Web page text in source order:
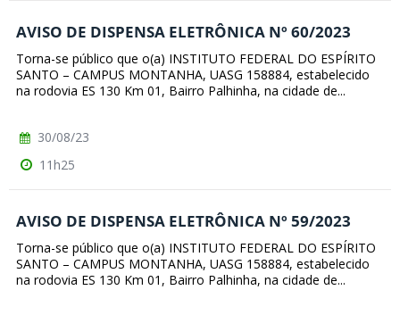
AVISO DE DISPENSA ELETRÔNICA Nº 60/2023
Torna-se público que o(a) INSTITUTO FEDERAL DO ESPÍRITO
SANTO – CAMPUS MONTANHA, UASG 158884, estabelecido
na rodovia ES 130 Km 01, Bairro Palhinha, na cidade de...
30/08/23
11h25
AVISO DE DISPENSA ELETRÔNICA Nº 59/2023
Torna-se público que o(a) INSTITUTO FEDERAL DO ESPÍRITO
SANTO – CAMPUS MONTANHA, UASG 158884, estabelecido
na rodovia ES 130 Km 01, Bairro Palhinha, na cidade de...